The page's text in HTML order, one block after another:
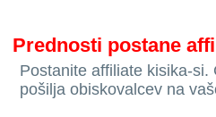
Prednosti postane
Postanite affiliate kisika-
pošilja obiskovalcev na